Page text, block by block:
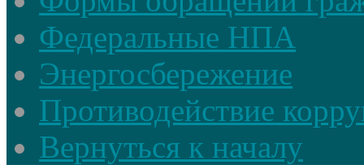
Федеральные НПА
Энергосбережение
Противодействие
Вернуться к началу